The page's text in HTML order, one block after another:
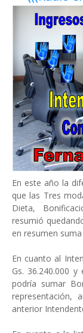
En este año la
que las Tres
Dieta,
resumió
en resumen
En cuanto al
Gs. 36.240.000
podría sumar
representación,
anterior